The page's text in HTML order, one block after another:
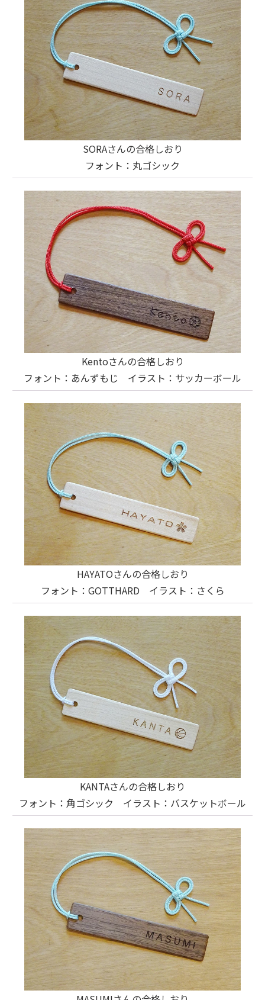
SORAさんの合格しおり
フォント：丸ゴシック
Kentoさんの合格しおり
フォント：あんずもじ イラスト：サッカーボール
HAYATOさんの合格しおり
フォント：GOTTHARD イラスト：さくら
KANTAさんの合格しおり
フォント：角ゴシック イラスト：バスケットボール